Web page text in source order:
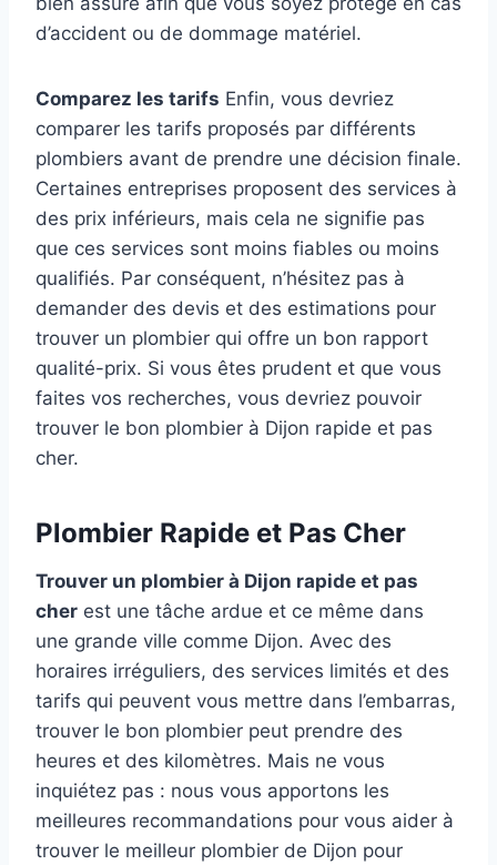
d’accident ou de dommage matériel.
Comparez les tarifs Enfin, vous devriez
comparer les tarifs proposés par différents
plombiers avant de prendre une décision finale.
Certaines entreprises proposent des services à
des prix inférieurs, mais cela ne signifie pas
que ces services sont moins fiables ou moins
qualifiés. Par conséquent, n’hésitez pas à
demander des devis et des estimations pour
trouver un plombier qui offre un bon rapport
qualité-prix. Si vous êtes prudent et que vous
faites vos recherches, vous devriez pouvoir
trouver le bon plombier à Dijon rapide et pas
cher.
Plombier Rapide et Pas Cher
Trouver un plombier à Dijon rapide et pas
cher est une tâche ardue et ce même dans
une grande ville comme Dijon. Avec des
horaires irréguliers, des services limités et des
tarifs qui peuvent vous mettre dans l’embarras,
trouver le bon plombier peut prendre des
heures et des kilomètres. Mais ne vous
inquiétez pas : nous vous apportons les
meilleures recommandations pour vous aider à
trouver le meilleur plombier de Dijon pour